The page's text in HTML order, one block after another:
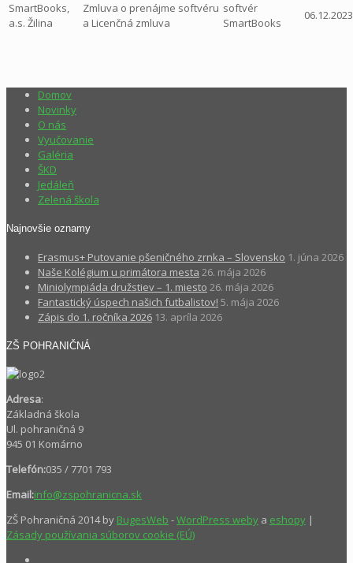
SmartBooks,
a.s. Žilina
Zmluva o prenájme softvéru
a Licenčná zmluva
softvér
SmartBooks
06.12.2023
Domov
Novinky
O nás
Vyučovanie
Galéria
ŠKD
Jedáleň
Zelená škola
Najnovšie oznamy
Erasmus+ Putovanie pšeničného zrnka – Slovensko 1. júna 2026
Naše Kolégium u primátora mesta 26. mája 2026
Miniolympiáda družstiev – 1. miesto 26. mája 2026
Fantastický úspech našich futbalistov! 5. mája 2026
Zápis do 1. ročníka 2026 13. apríla 2026
ZŠ POHRANIČNÁ
Adresa:
Základná škola
Ul. pohraničná 9
945 01 Komárno
Telefón:035 / 7701 793
Email:info@zspohranicna.sk
ZŠ Pohraničná 2014 by BugesWeb -WordPress weby a eshopy |
Zásady používania súborov cookie (EÚ)